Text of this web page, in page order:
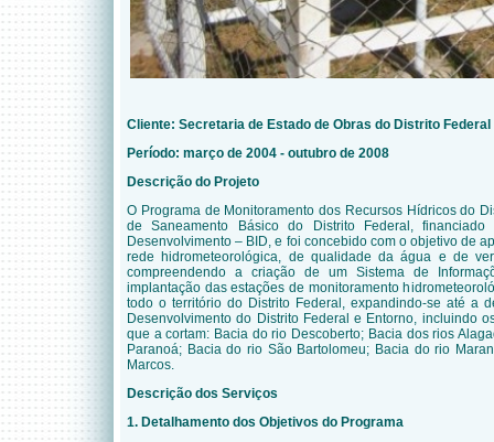
Cliente: Secretaria de Estado de Obras do Distrito Federal
Período: março de 2004 - outubro de 2008
Descrição do Projeto
O Programa de Monitoramento dos Recursos Hídricos do
de Saneamento Básico do Distrito Federal,
Desenvolvimento – BID, e foi concebido com o objetivo de
rede hidrometeorológica, de qualidade da água e de
compreendendo a criação de um Sistema de
implantação das estações de monitoramento
todo o território do Distrito Federal, expandindo-se até a
Desenvolvimento do Distrito Federal e Entorno, incluindo
que a cortam: Bacia do rio Descoberto; Bacia dos rios
Paranoá; Bacia do rio São Bartolomeu; Bacia do rio
Marcos.
Descrição dos Serviços
1. Detalhamento dos Objetivos do Programa